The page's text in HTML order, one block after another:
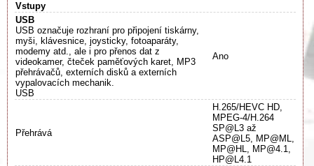
Vstupy
USB
USB označuje rozhraní pro připojení tiskárny,
myši, klávesnice, joysticky, fotoaparáty,
modemy atd., ale i pro přenos dat z
videokamer, čteček paměťových karet, MP3
přehrávačů, externích disků a externích
vypalovacích mechanik.
USB
Ano
Přehrává
H.265/HEVC HD,
MPEG-4/H.264
SP@L3 až
ASP@L5, MP@ML,
MP@HL, MP@4.1,
HP@L4.1